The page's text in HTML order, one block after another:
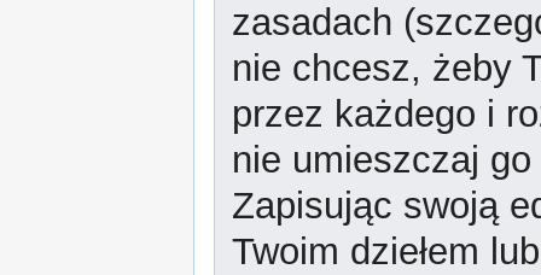
zasadach
nie chcesz, żeby
przez każdego i
nie umieszczaj
Zapisując swoją
Twoim dziełem